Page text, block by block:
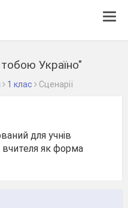
Україно"
1 клас Сценарії
для учнів
вчителя як форма